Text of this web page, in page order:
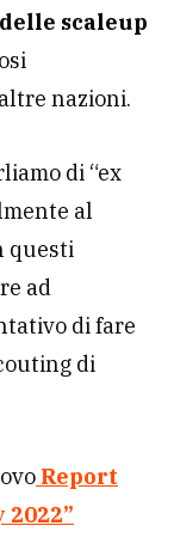
scaleup
nazioni.
di “ex
al
questi
ad
di fare
di
Report